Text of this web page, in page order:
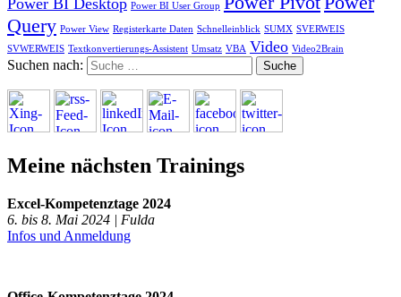
Power BI User Group
Query Power View Registerkarte Daten Schnelleinblick SUMX SVERWEIS
SVWERWEIS Textkonvertierungs-Assistent Umsatz VBA Video Video2Brain
Suchen nach:
Meine nächsten Trainings
Excel-Kompetenztage 2024
6. bis 8. Mai 2024 | Fulda
Infos und Anmeldung